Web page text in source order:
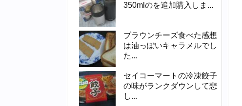
350mlのを追加購入しま...
ブラウンチーズ食べた感想
は油っぽいキャラメルでし
た...
セイコーマートの冷凍餃子
の味がランクダウンして悲
し...